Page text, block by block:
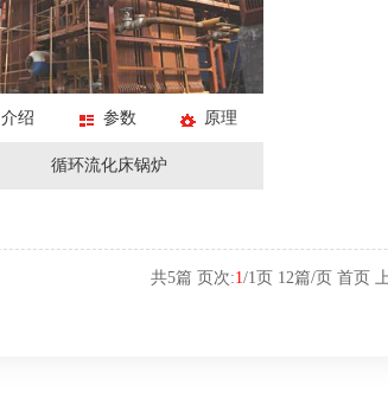
介绍 参数 原理
循环流化床锅炉
共5篇 页次:1/1 页 12篇/页 首页